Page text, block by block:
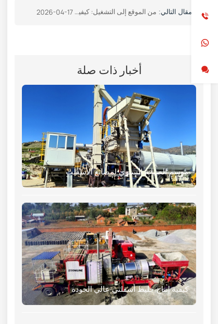
المقال التالي: من الموقع إلى التشغيل: كيفية اختيار تصميمات مصانع الأسفلت 2026-04-17
أخبار ذات صلة
موسم الصيانة السنوي لمصانع الأسفلت
كيفية إنتاج خليط أسفلتي عالي الجودة